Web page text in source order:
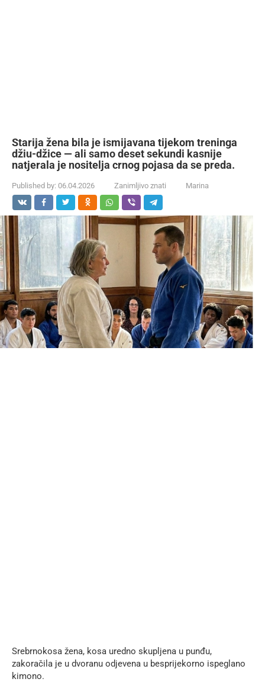
Starija žena bila je ismijavana tijekom treninga
džiu-džice — ali samo deset sekundi kasnije
natjerala je nositelja crnog pojasa da se preda.
Published by: 06.04.2026 Zanimljivo znati Marina
Srebrnokosa žena, kosa uredno skupljena u punđu,
zakoračila je u dvoranu odjevena u besprijekorno ispeglano
kimono.